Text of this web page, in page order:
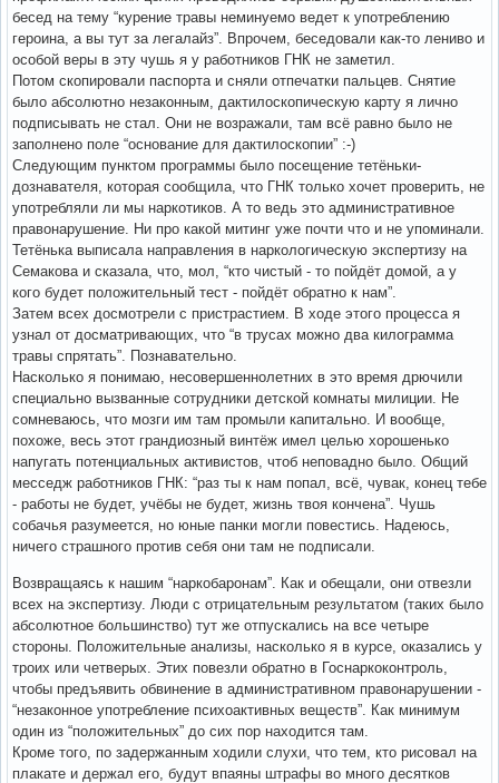
бесед на тему “курение травы неминуемо ведет к употреблению
героина, а вы тут за легалайз”. Впрочем, беседовали как-то лениво и
особой веры в эту чушь я у работников ГНК не заметил.
Потом скопировали паспорта и сняли отпечатки пальцев. Снятие
было абсолютно незаконным, дактилоскопическую карту я лично
подписывать не стал. Они не возражали, там всё равно было не
заполнено поле “основание для дактилоскопии” :-)
Следующим пунктом программы было посещение тетёньки-
дознавателя, которая сообщила, что ГНК только хочет проверить, не
употребляли ли мы наркотиков. А то ведь это административное
правонарушение. Ни про какой митинг уже почти что и не упоминали.
Тетёнька выписала направления в наркологическую экспертизу на
Семакова и сказала, что, мол, “кто чистый - то пойдёт домой, а у
кого будет положительный тест - пойдёт обратно к нам”.
Затем всех досмотрели с пристрастием. В ходе этого процесса я
узнал от досматривающих, что “в трусах можно два килограмма
травы спрятать”. Познавательно.
Насколько я понимаю, несовершеннолетних в это время дрючили
специально вызванные сотрудники детской комнаты милиции. Не
сомневаюсь, что мозги им там промыли капитально. И вообще,
похоже, весь этот грандиозный винтёж имел целью хорошенько
напугать потенциальных активистов, чтоб неповадно было. Общий
месседж работников ГНК: “раз ты к нам попал, всё, чувак, конец тебе
- работы не будет, учёбы не будет, жизнь твоя кончена”. Чушь
собачья разумеется, но юные панки могли повестись. Надеюсь,
ничего страшного против себя они там не подписали.
Возвращаясь к нашим “наркобаронам”. Как и обещали, они отвезли
всех на экспертизу. Люди с отрицательным результатом (таких было
абсолютное большинство) тут же отпускались на все четыре
стороны. Положительные анализы, насколько я в курсе, оказались у
троих или четверых. Этих повезли обратно в Госнаркоконтроль,
чтобы предъявить обвинение в административном правонарушении -
“незаконное употребление психоактивных веществ”. Как минимум
один из “положительных” до сих пор находится там.
Кроме того, по задержанным ходили слухи, что тем, кто рисовал на
плакате и держал его, будут впаяны штрафы во много десятков